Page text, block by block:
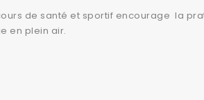
de santé et sportif encourage la
en plein air.